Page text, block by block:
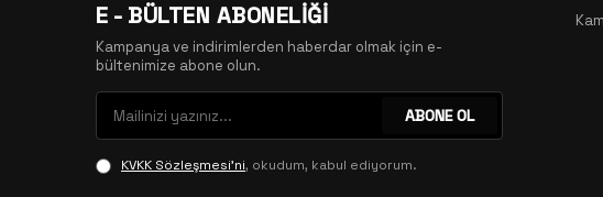
E - BÜLTEN ABONELİĞİ
Kampanya ve indirimlerden haberdar olmak için e-
bültenimize abone olun.
ABONE OL
KVKK Sözleşmesi'ni, okudum, kabul ediyorum.